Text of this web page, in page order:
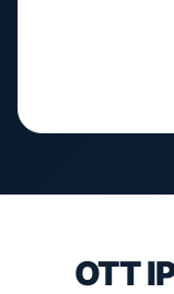
OTT